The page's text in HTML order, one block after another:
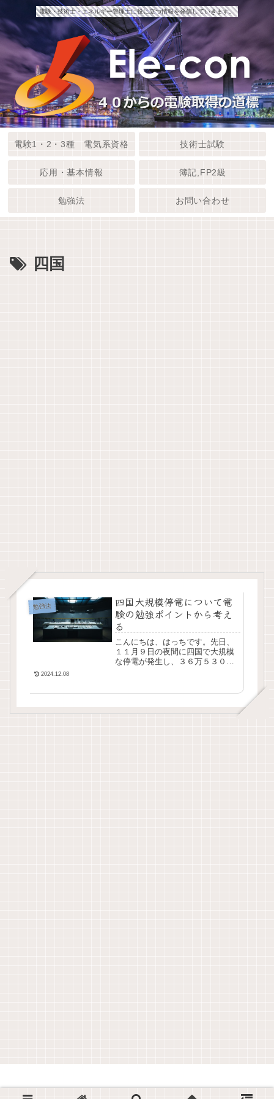
電験・技術士・エネルギー管理士に役に立つ情報を発信していきます。
電験1・2・3種 電気系資格 技術士試験
応用・基本情報 簿記,FP2級
勉強法 お問い合わせ
四国
勉強法
四国大規模停電について電
験の勉強ポイントから考え
る
こんにちは、はっちです。先日、
１１月９日の夜間に四国で大規模
な停電が発生し、３６万５３００
2024.12.08